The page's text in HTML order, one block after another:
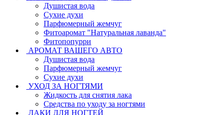
Душистая вода
Сухие духи
Парфюмерный жемчуг
Фитоаромат "Натуральная лаванда"
Фитопопурри
АРОМАТ ВАШЕГО АВТО
Душистая вода
Парфюмерный жемчуг
Сухие духи
УХОД ЗА НОГТЯМИ
Жидкость для снятия лака
Средства по уходу за ногтями
ЛАКИ ДЛЯ НОГТЕЙ